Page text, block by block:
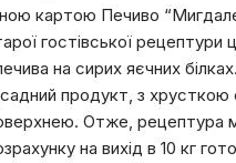
картою Печиво
гостівської рецептури
на сирих яєчних
продукт, з хрусткою
Отже, рецептура
на вихід в 10 кг